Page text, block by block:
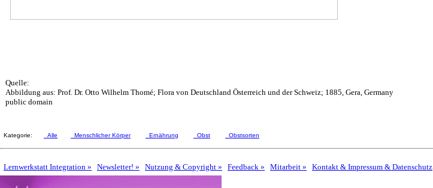
Quelle:
Abbildung aus: Prof. Dr. Otto Wilhelm Thomé; Flora von Deutschland Österreich und der Schweiz; 1885, Gera, Germany
public domain
Kategorie: Alle Menschlicher Körper Ernährung Obst Obstsorten
Lernwerkstatt Integration » Newsletter! » Nutzung & Copyright » Feedback » Mitarbeit » Kontakt & Impressum & Datenschutz